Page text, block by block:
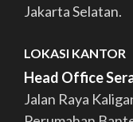
Jakarta Selatan.
LOKASI KANTOR
Head Office
Jalan Raya